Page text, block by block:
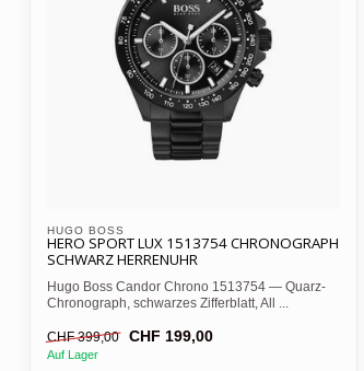
HUGO BOSS
HERO SPORT LUX 1513754 CHRONOGRAPH
SCHWARZ HERRENUHR
Hugo Boss Candor Chrono 1513754 — Quarz-
Chronograph, schwarzes Zifferblatt, All ...
CHF 399,00 CHF 199,00
Auf Lager